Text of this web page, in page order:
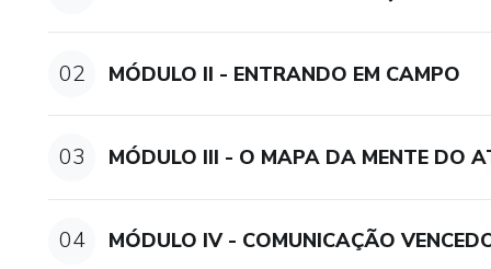
02 MÓDULO II - ENTRANDO EM CAMPO
03 MÓDULO III - O MAPA DA MENTE DO
04 MÓDULO IV - COMUNICAÇÃO